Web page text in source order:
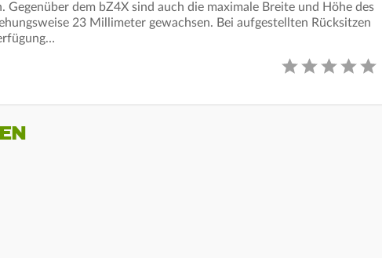
Gegenüber dem bZ4X sind auch die maximale Breite und Höhe des
23 Millimeter gewachsen. Bei aufgestellten Rücksitzen